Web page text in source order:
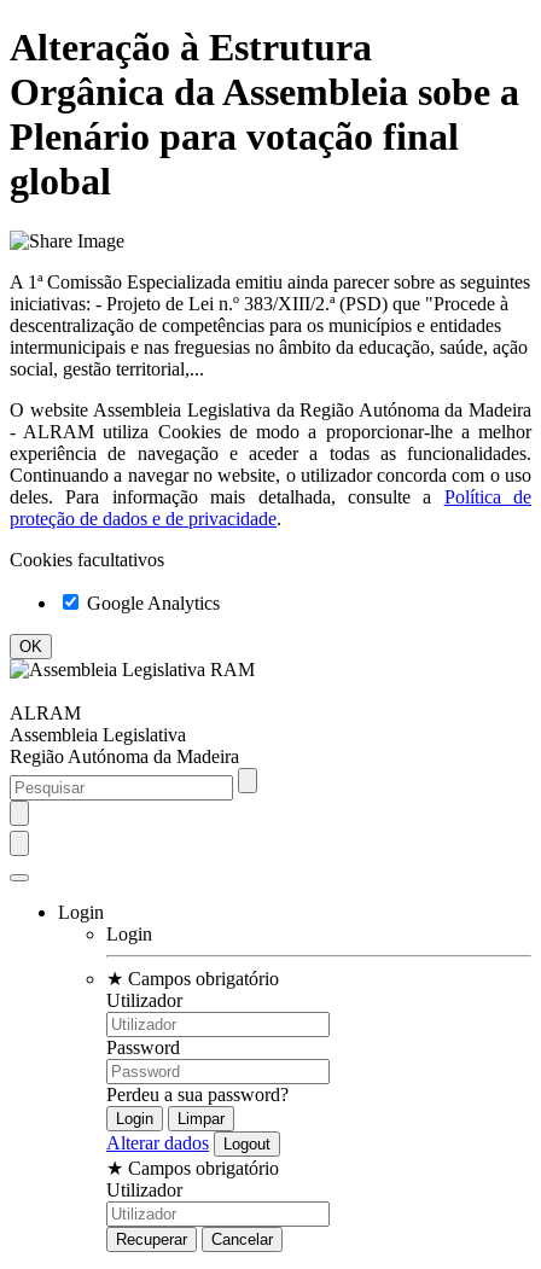
Alteração à Estrutura
Orgânica da Assembleia sobe a
Plenário para votação final
global
A 1ª Comissão Especializada emitiu ainda parecer sobre as seguintes
iniciativas: - Projeto de Lei n.º 383/XIII/2.ª (PSD) que "Procede à
descentralização de competências para os municípios e entidades
intermunicipais e nas freguesias no âmbito da educação, saúde, ação
social, gestão territorial,...
O website Assembleia Legislativa da Região Autónoma da Madeira
- ALRAM utiliza Cookies de modo a proporcionar-lhe a melhor
experiência de navegação e aceder a todas as funcionalidades.
Continuando a navegar no website, o utilizador concorda com o uso
deles. Para informação mais detalhada, consulte a
Política de
proteção de dados e de privacidade.
Cookies facultativos
Google Analytics
ALRAM
Assembleia Legislativa
Região Autónoma da Madeira
Login
Login
★ Campos obrigatório
Utilizador
Password
Perdeu a sua password?
Alterar dados
★ Campos obrigatório
Utilizador